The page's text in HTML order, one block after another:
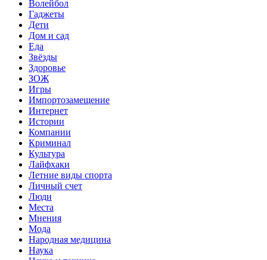
Волейбол
Гаджеты
Дети
Дом и сад
Еда
Звёзды
Здоровье
ЗОЖ
Игры
Импортозамещение
Интернет
Истории
Компании
Криминал
Культура
Лайфхаки
Летние виды спорта
Личный счет
Люди
Места
Мнения
Мода
Народная медицина
Наука